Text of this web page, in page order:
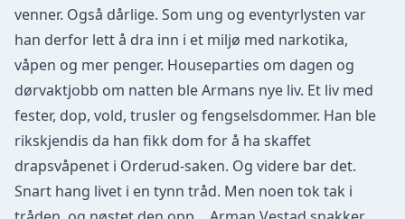
venner. Også dårlige. Som ung og eventyrlysten var
han derfor lett å dra inn i et miljø med narkotika,
våpen og mer penger. Houseparties om dagen og
dørvaktjobb om natten ble Armans nye liv. Et liv med
fester, dop, vold, trusler og fengselsdommer. Han ble
rikskjendis da han fikk dom for å ha skaffet
drapsvåpenet i Orderud-saken. Og videre bar det.
Snart hang livet i en tynn tråd. Men noen tok tak i